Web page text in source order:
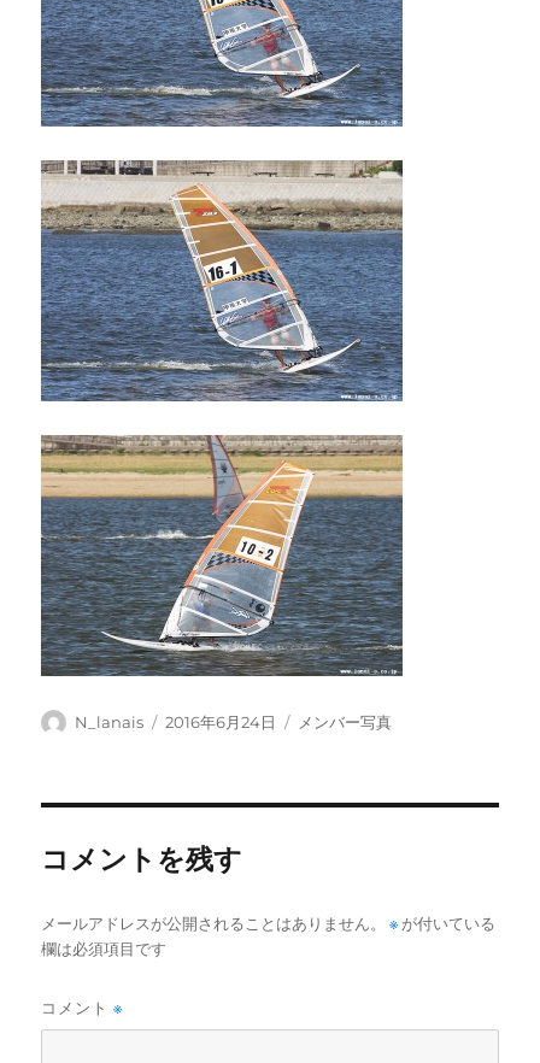
投
N_lanais
投
2016年6月24日
カ
メンバー写真
コメントを残す
メールアドレスが公開されることはありません。 ※ が付いている
欄は必須項目です
コメント※